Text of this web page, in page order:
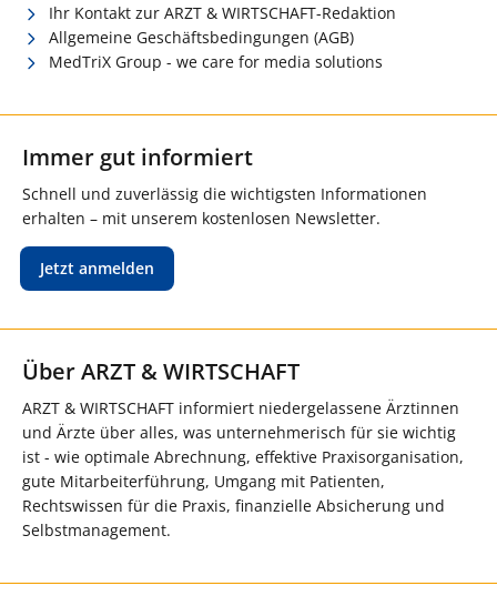
Ihr Kontakt zur ARZT & WIRTSCHAFT-Redaktion
Allgemeine Geschäftsbedingungen (AGB)
MedTriX Group - we care for media solutions
Immer gut informiert
Schnell und zuverlässig die wichtigsten Informationen
erhalten – mit unserem kostenlosen Newsletter.
Jetzt anmelden
Über ARZT & WIRTSCHAFT
ARZT & WIRTSCHAFT informiert niedergelassene Ärztinnen
und Ärzte über alles, was unternehmerisch für sie wichtig
ist - wie optimale Abrechnung, effektive Praxisorganisation,
gute Mitarbeiterführung, Umgang mit Patienten,
Rechtswissen für die Praxis, finanzielle Absicherung und
Selbstmanagement.